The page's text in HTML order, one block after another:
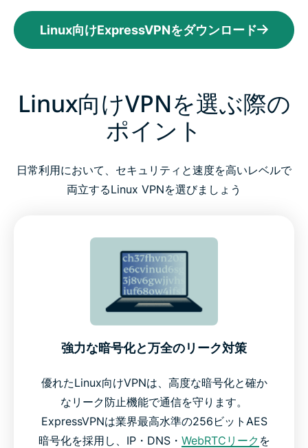
Linux向けExpressVPNをダウンロード
Linux向けVPNを選ぶ際の
ポイント
日常利用において、セキュリティと速度を高いレベルで
両立するLinux VPNを選びましょう
強力な暗号化と万全のリーク対策
優れたLinux向けVPNは、高度な暗号化と確か
なリーク防止機能で通信を守ります。
ExpressVPNは業界最高水準の256ビットAES
暗号化を採用し、IP・DNS・ WebRTCリーク を